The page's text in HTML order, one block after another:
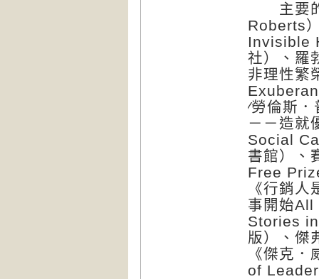
主要的
Roberts
Invisible
社）、羅
非理性繁
∕勞倫斯
－－造就
Social
書館）、
Free
《行銷
事開始
Stories
版）、傑
《傑克
of